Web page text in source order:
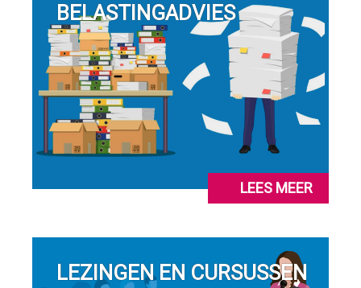
BELASTINGADVIES
LEES MEER
LEZINGEN EN CURSUSSEN